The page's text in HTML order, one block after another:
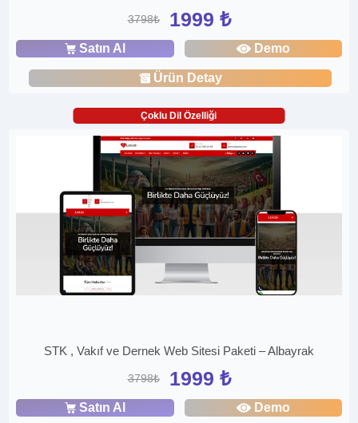
3798₺ 1999 ₺
Satın Al Demo
Ürün Detay
Çoklu Dil Özelliği
STK , Vakıf ve Dernek Web Sitesi Paketi – Albayrak
3798₺ 1999 ₺
Satın Al Demo